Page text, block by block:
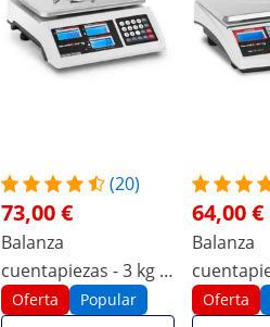
(20)
73,00 €
Balanza
cuentapiezas - 3 kg /
0,05 g - 22,8 x 28 cm -
Oferta Popular
64,00 €
Balanza
/ 1 g -
Oferta